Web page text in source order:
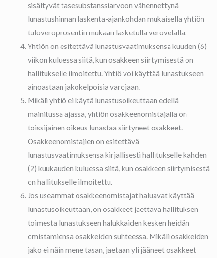
sisältyvät tasesubstanssiarvoon vähennettynä
lunastushinnan laskenta-ajankohdan mukaisella yhtiön
tuloveroprosentin mukaan lasketulla verovelalla.
Yhtiön on esitettävä lunastusvaatimuksensa kuuden (6)
viikon kuluessa siitä, kun osakkeen siirtymisestä on
hallitukselle ilmoitettu. Yhtiö voi käyttää lunastukseen
ainoastaan jakokelpoisia varojaan.
Mikäli yhtiö ei käytä lunastusoikeuttaan edellä
mainitussa ajassa, yhtiön osakkeenomistajalla on
toissijainen oikeus lunastaa siirtyneet osakkeet.
Osakkeenomistajien on esitettävä
lunastusvaatimuksensa kirjallisesti hallitukselle kahden
(2) kuukauden kuluessa siitä, kun osakkeen siirtymisestä
on hallitukselle ilmoitettu.
Jos useammat osakkeenomistajat haluavat käyttää
lunastusoikeuttaan, on osakkeet jaettava hallituksen
toimesta lunastukseen halukkaiden kesken heidän
omistamiensa osakkeiden suhteessa. Mikäli osakkeiden
jako ei näin mene tasan, jaetaan yli jääneet osakkeet